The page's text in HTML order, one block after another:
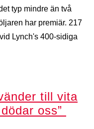
typ mindre än två
har premiär. 217
Lynch's 400-sidiga
till vita
oss”